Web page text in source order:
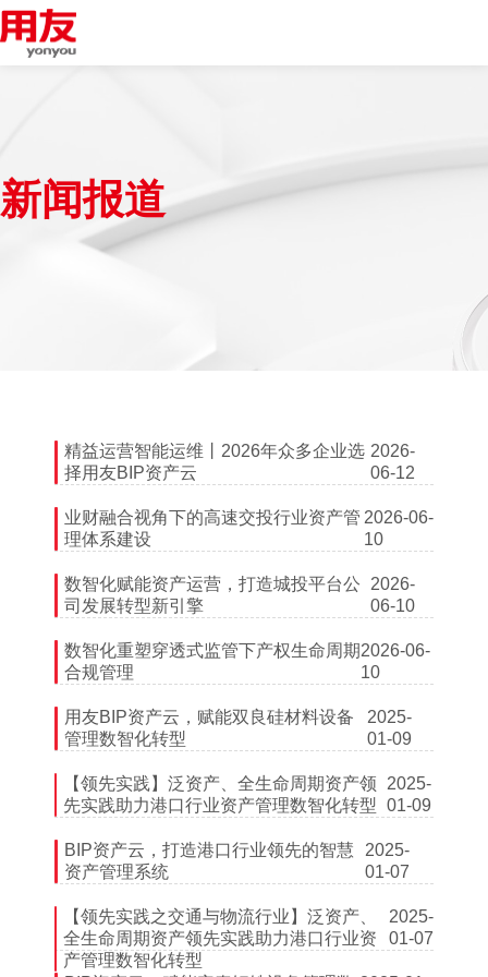
新闻报道
精益运营智能运维丨2026年众多企业选
择用友BIP资产云
2026-
06-12
业财融合视角下的高速交投行业资产管
理体系建设
2026-06-
10
数智化赋能资产运营，打造城投平台公
司发展转型新引擎
2026-
06-10
数智化重塑穿透式监管下产权生命周期
合规管理
2026-06-
10
用友BIP资产云，赋能双良硅材料设备
管理数智化转型
2025-
01-09
【领先实践】泛资产、全生命周期资产领
先实践助力港口行业资产管理数智化转型
2025-
01-09
BIP资产云，打造港口行业领先的智慧
资产管理系统
2025-
01-07
【领先实践之交通与物流行业】泛资产、
全生命周期资产领先实践助力港口行业资
产管理数智化转型
2025-
01-07